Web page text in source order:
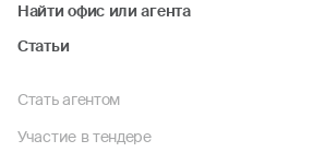
Найти офис или агента
Статьи
Стать агентом
Участие в тендере